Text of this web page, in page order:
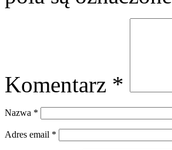
Komentarz *
Nazwa *
Adres email *